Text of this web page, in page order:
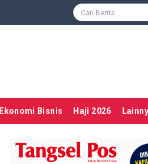
Ekonomi Bisnis Haji 2026